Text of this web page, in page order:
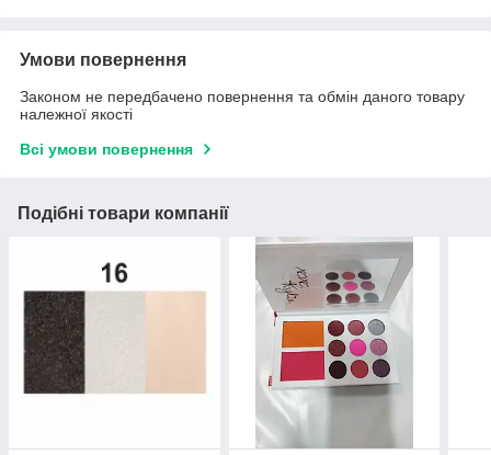
Умови повернення
Законом не передбачено повернення та обмін даного товару
належної якості
Всі умови повернення
Подібні товари компанії